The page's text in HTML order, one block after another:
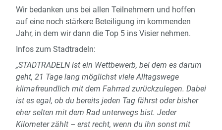
Wir bedanken uns bei allen Teilnehmern und hoffen
auf eine noch stärkere Beteiligung im kommenden
Jahr, in dem wir dann die Top 5 ins Visier nehmen.
Infos zum Stadtradeln:
„STADTRADELN ist ein Wettbewerb, bei dem es darum
geht, 21 Tage lang möglichst viele Alltagswege
klimafreundlich mit dem Fahrrad zurückzulegen. Dabei
ist es egal, ob du bereits jeden Tag fährst oder bisher
eher selten mit dem Rad unterwegs bist. Jeder
Kilometer zählt – erst recht, wenn du ihn sonst mit